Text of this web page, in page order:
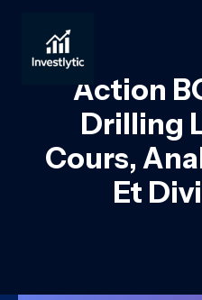
contenu
Action
Drilling
Cours,
Et